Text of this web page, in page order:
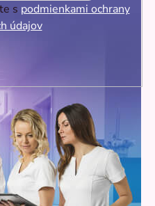
s podmienkami ochrany
údajov